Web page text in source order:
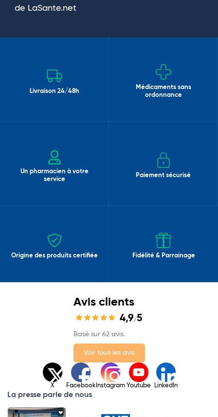
de LaSante.net
Livraison 24/48h
Médicaments sans
ordonnance
Un pharmacien à votre
service
Paiement sécurisé
Origine des produits certifiée Fidélité & Parrainage
Avis clients
4,9/5
Basé sur 62 avis.
Voir tous les avis
X Facebook Instagram Youtube LinkedIn
La presse parle de nous